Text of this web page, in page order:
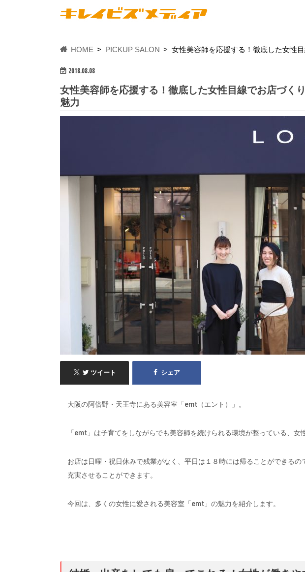
HOME PICKUP SALON 女性美容師を応援する！徹底した女性
2018.08.08
女性美容師を応援する！徹底した女性目線でお店づく
魅力
ツイート シェア
大阪の阿倍野・天王寺にある美容室「emt（エント）」。
「emt」は子育てをしながらでも美容師を続けられる環境が整っている、女
お店は日曜・祝日休みで残業がなく、平日は１８時には帰ることができる
充実させることができます。
今回は、多くの女性に愛される美容室「emt」の魅力を紹介します。